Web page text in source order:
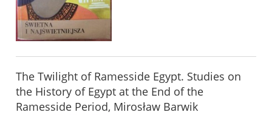
The Twilight of Ramesside Egypt. Studies on
the History of Egypt at the End of the
Ramesside Period, Mirosław Barwik